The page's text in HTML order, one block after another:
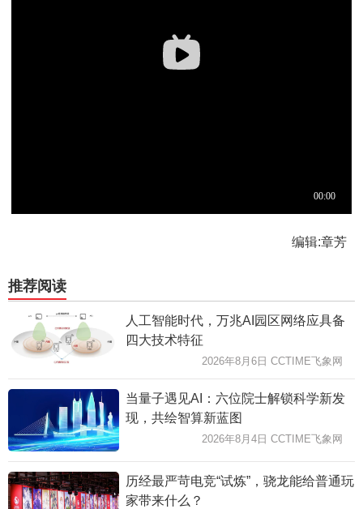
编辑:章芳
推荐阅读
人工智能时代，万兆AI园区网络应具备
四大技术特征
2026年8月6日 CCTIME飞象网
当量子遇见AI：六位院士解锁科学新发
现，共绘智算新蓝图
2026年8月4日 CCTIME飞象网
历经最严苛电竞“试炼”，骁龙能给普通玩
家带来什么？